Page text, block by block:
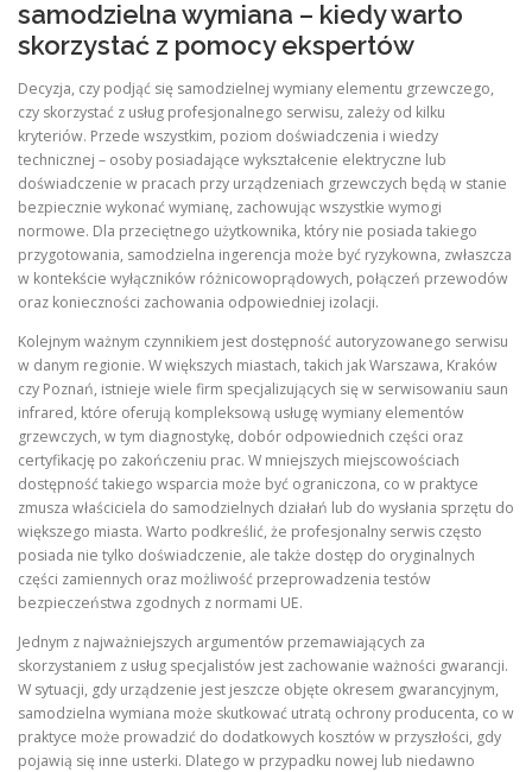
samodzielna wymiana – kiedy warto
skorzystać z pomocy ekspertów
Decyzja, czy podjąć się samodzielnej wymiany elementu grzewczego,
czy skorzystać z usług profesjonalnego serwisu, zależy od kilku
kryteriów. Przede wszystkim, poziom doświadczenia i wiedzy
technicznej – osoby posiadające wykształcenie elektryczne lub
doświadczenie w pracach przy urządzeniach grzewczych będą w stanie
bezpiecznie wykonać wymianę, zachowując wszystkie wymogi
normowe. Dla przeciętnego użytkownika, który nie posiada takiego
przygotowania, samodzielna ingerencja może być ryzykowna, zwłaszcza
w kontekście wyłączników różnicowoprądowych, połączeń przewodów
oraz konieczności zachowania odpowiedniej izolacji.
Kolejnym ważnym czynnikiem jest dostępność autoryzowanego serwisu
w danym regionie. W większych miastach, takich jak Warszawa, Kraków
czy Poznań, istnieje wiele firm specjalizujących się w serwisowaniu saun
infrared, które oferują kompleksową usługę wymiany elementów
grzewczych, w tym diagnostykę, dobór odpowiednich części oraz
certyfikację po zakończeniu prac. W mniejszych miejscowościach
dostępność takiego wsparcia może być ograniczona, co w praktyce
zmusza właściciela do samodzielnych działań lub do wysłania sprzętu do
większego miasta. Warto podkreślić, że profesjonalny serwis często
posiada nie tylko doświadczenie, ale także dostęp do oryginalnych
części zamiennych oraz możliwość przeprowadzenia testów
bezpieczeństwa zgodnych z normami UE.
Jednym z najważniejszych argumentów przemawiających za
skorzystaniem z usług specjalistów jest zachowanie ważności gwarancji.
W sytuacji, gdy urządzenie jest jeszcze objęte okresem gwarancyjnym,
samodzielna wymiana może skutkować utratą ochrony producenta, co w
praktyce może prowadzić do dodatkowych kosztów w przyszłości, gdy
pojawią się inne usterki. Dlatego w przypadku nowej lub niedawno